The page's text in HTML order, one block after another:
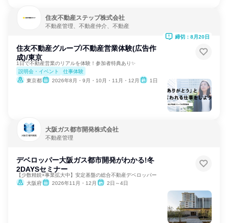
住友不動産ステップ株式会社
不動産管理、不動産仲介、不動産
住友不動産グループ/不動産営業体験(広告作
成)/東京
1日で不動産営業のリアルを体験！参加者特典あり✨
説明会・イベント
仕事体験
東京都
2026年8月・9月・10月・11月・12月 1日
締切：8月20日
大阪ガス都市開発株式会社
不動産管理
デベロッパー大阪ガス都市開発がわかる!冬
2DAYSセミナー
【少数精鋭×事業拡大中】安定基盤の総合不動産デベロッパー
大阪府
2026年11月・12月 2日～4日